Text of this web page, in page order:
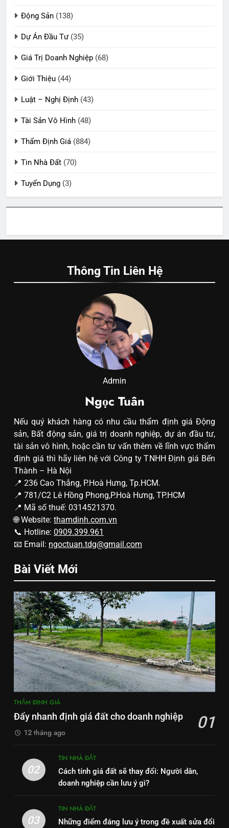
Động Sản (138)
Dự Án Đầu Tư(35)
Giá Trị Doanh Nghiệp (68)
Giới Thiệu (44)
Luật – Nghị Định (43)
Tài Sản Vô Hình (48)
Thẩm Định Giá (884)
Tin Nhà Đất (70)
Tuyển Dụng (3)
Thông Tin Liên Hệ
Admin
Ngọc Tuân
Nếu quý khách hàng có nhu cầu thẩm định giá Động
sản, Bất động sản, giá trị doanh nghiệp, dự án đầu tư,
tài sản vô hình, hoặc cần tư vấn thêm về lĩnh vực thẩm
định giá thì hãy liên hệ với Công ty TNHH Định giá Bến
Thành – Hà Nội
📍 236 Cao Thắng, P.Hoà Hưng, Tp.HCM.
📍 781/C2 Lê Hồng Phong,P.Hoà Hưng, TP.HCM
📍 Mã số thuế: 0314521370.
🌐 Website: thamdinh.com.vn
📞 Hotline: 0909.399.961
📧 Email: ngoctuan.tdg@gmail.com
Bài Viết Mới
THẨM ĐỊNH GIÁ
Đẩy nhanh định giá đất cho doanh nghiệp 01
12 tháng ago
02
TIN NHÀ ĐẤT
Cách tính giá đất sẽ thay đổi: Người dân,
doanh nghiệp cần lưu ý gì?
03
TIN NHÀ ĐẤT
Những điểm đáng lưu ý trong đề xuất sửa đổi